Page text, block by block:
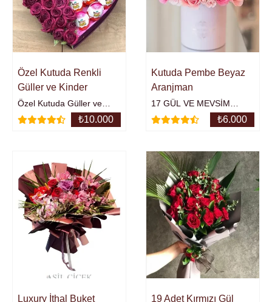
Özel Kutuda Renkli
Güller ve Kinder
Özel Kutuda Güller ve
KinderÜrünün Yaklaşık
Yüksekliği : 30 cm.31 adet
₺10.000
Kutuda Pembe Beyaz
Aranjman
17 GÜL VE MEVSİM
ÇİÇEKLERİKutu İçerisinde
Pembe ve Beyaz
Yüksekliği : 20 - 25 cm
₺6.000
Luxury İthal Buket
19 Adet Kırmızı Gül